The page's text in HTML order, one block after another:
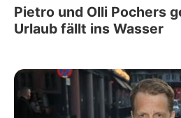
Pietro und Olli Pochers
Urlaub fällt ins Wasser